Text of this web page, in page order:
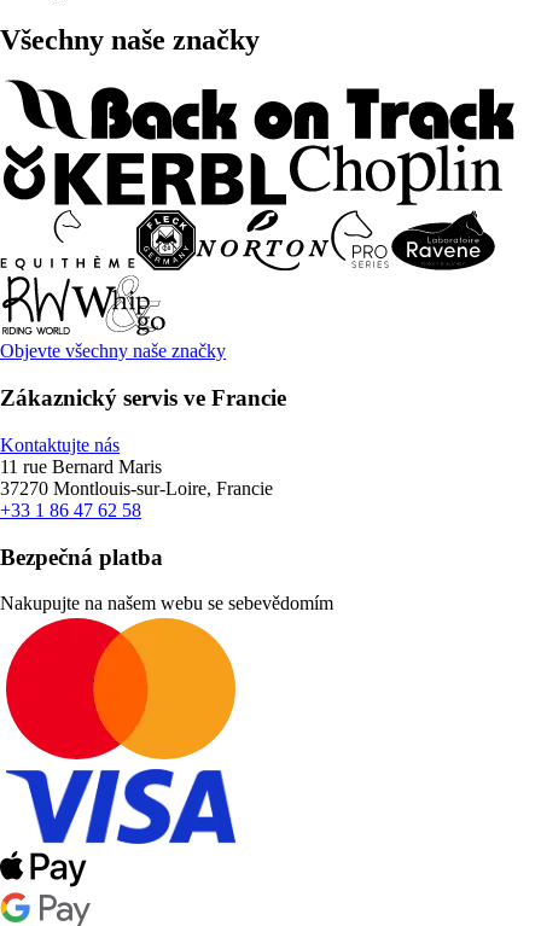
Všechny naše značky
Objevte všechny naše značky
Zákaznický servis ve Francie
Kontaktujte nás
11 rue Bernard Maris
37270 Montlouis-sur-Loire, Francie
+33 1 86 47 62 58
Bezpečná platba
Nakupujte na našem webu se sebevědomím